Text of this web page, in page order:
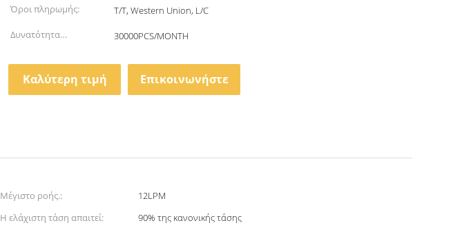
Όροι πληρωμής:
T/T, Western Union, L/C
Δυνατότητα
30000PCS/MONTH
Καλύτερη τιμή Επικοινωνήστε
Μέγιστο ροής.:
12LPM
Η ελάχιστη τάση απαιτεί:
90% της κανονικής τάσης